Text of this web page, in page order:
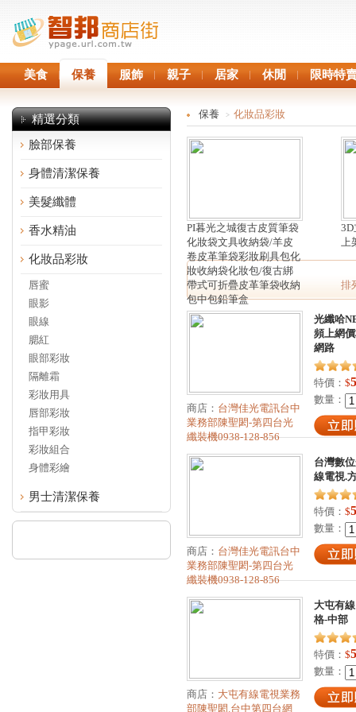
美食 保養 服飾 親子 居家 休閒 限時特
精選分類
臉部保養
身體清潔保養
美髮纖體
香水精油
化妝品彩妝
唇蜜
眼影
眼線
腮紅
眼部彩妝
隔離霜
彩妝用具
唇部彩妝
指甲彩妝
彩妝組合
身體彩繪
男士清潔保養
保養 > 化妝品彩妝
PI暮光之城復古皮質筆袋
化妝袋文具收納袋/羊皮
卷皮革筆袋彩妝刷具包化
妝收納袋化妝包/復古綁
帶式可折疊皮革筆袋收納
包中包鉛筆盒
3D
上
排
商店： 台灣佳光電訊台中
業務部陳聖閎-第四台光
纖裝機0938-128-856
光纖哈
頻上網
網路
特價： $
數量：
商店： 台灣佳光電訊台中
業務部陳聖閎-第四台光
纖裝機0938-128-856
台灣數
線電視.
特價： $
數量：
商店： 大屯有線電視業務
部陳聖閎.台中第四台網
大屯有
格-中部
特價： $
數量：